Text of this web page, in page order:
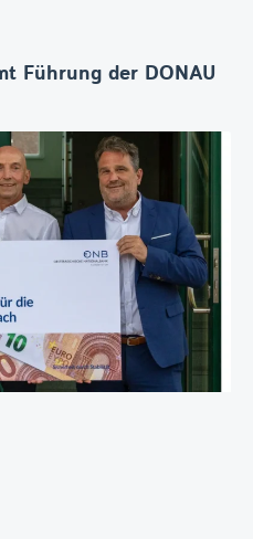
Führung der DONAU